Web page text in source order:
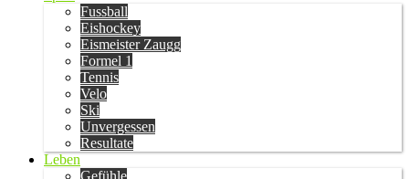
Fussball
Eishockey
Eismeister Zaugg
Formel 1
Tennis
Velo
Ski
Unvergessen
Resultate
Leben
Gefühle